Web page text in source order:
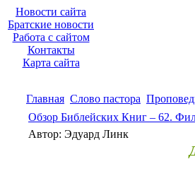
Новости сайта
Братские новости
Работа с сайтом
Контакты
Карта сайта
Главная Слово пастора
Обзор Библейских Книг – 62.
Автор: Эдуард Линк